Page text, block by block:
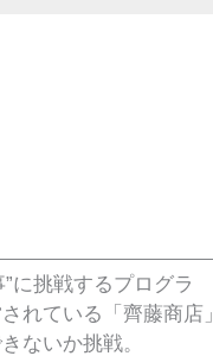
に挑戦するプログラ
れている「齊藤商店」
ないか挑戦。